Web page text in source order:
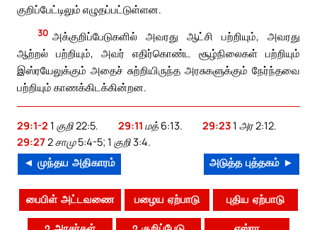
குறிப்பேட்டிலும் எழுதப்பட்டுள்ளன.
30 அக்குறிப்பேடுகளில் அவரது ஆட்சி பற்றியும், அவரது
ஆற்றல் பற்றியும், அவர் எதிர்கொண்ட சூழ்நிலைகள் பற்றியும்
இஸ்ரயேலுக்கும் அதைச் சுற்றியிருந்த அரசுகளுக்கும் நேர்ந்தவை
பற்றியும் காணக்கிடக்கின்றன.
29:1-2 1 குறி 22:5. 29:11 மத் 6:13. 29:231 அர 2:12.
29:27 2 சாமு 5:4-5; 1 குறி 3:4.
◄ முந்தய அதிகாரம் அடுத்த புத்தகம் ►
பைபிள் அட்டவணை பழைய ஏற்பாடு புதிய ஏற்பாடு